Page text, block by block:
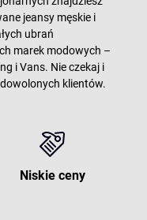
jeansy męskie i
ubrań
marek modowych –
i Vans. Nie czekaj i
klientów.
Niskie ceny